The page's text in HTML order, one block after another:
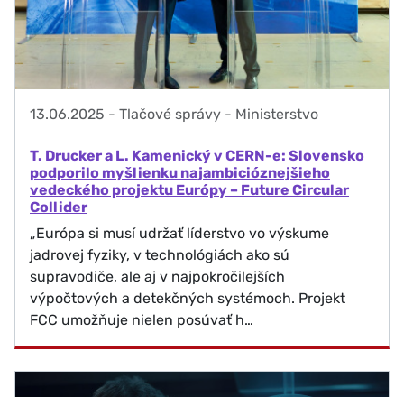
13.06.2025 - Tlačové správy - Ministerstvo
T. Drucker a L. Kamenický v CERN-e: Slovensko
podporilo myšlienku najambicióznejšieho
vedeckého projektu Európy – Future Circular
Collider
„Európa si musí udržať líderstvo vo výskume
jadrovej fyziky, v technológiách ako sú
supravodiče, ale aj v najpokročilejších
výpočtových a detekčných systémoch. Projekt
FCC umožňuje nielen posúvať h…